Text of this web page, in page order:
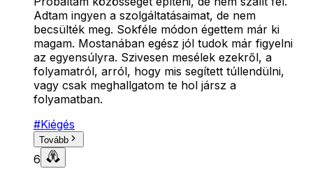
Adtam ingyen a szolgáltatásaimat, de nem
becsülték meg. Sokféle módon égettem már ki
magam. Mostanában egész jól tudok már figyelni
az egyensúlyra. Szivesen mesélek ezekről, a
folyamatról, arról, hogy mis segített túllendülni,
vagy csak meghallgatom te hol jársz a
folyamatban.
#Kiégés
Tovább
6